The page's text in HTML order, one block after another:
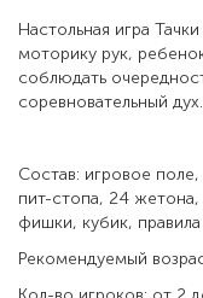
Настольная игра
моторику рук,
соблюдать
соревновательный дух.
Состав: игровое
пит-стопа, 24
фишки, кубик, правила
Рекомендуемый